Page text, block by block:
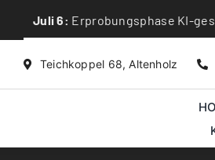
to
content
Juli 6: Erprobungsphase KI-
Teichkoppel 68, Altenholz